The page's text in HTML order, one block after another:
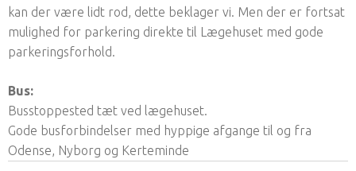
kan der være lidt rod, dette beklager vi. Men der er fortsat
mulighed for parkering direkte til Lægehuset med gode
parkeringsforhold.
Bus:
Busstoppested tæt ved lægehuset.
Gode busforbindelser med hyppige afgange til og fra
Odense, Nyborg og Kerteminde